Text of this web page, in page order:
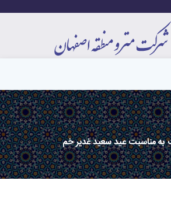
به مناسبت عید سعید غدیر خم